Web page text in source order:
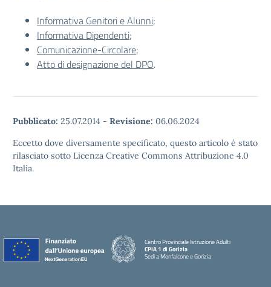
Informativa Genitori e Alunni;
Informativa Dipendenti;
Comunicazione-Circolare;
Atto di designazione del DPO.
Pubblicato: 25.07.2014 - Revisione: 06.06.2024
Eccetto dove diversamente specificato, questo articolo è stato
rilasciato sotto Licenza Creative Commons Attribuzione 4.0
Italia.
Centro Provinciale Istruzione Adulti
CPIA 1 di Gorizia
Sedi a Monfalcone e Gorizia